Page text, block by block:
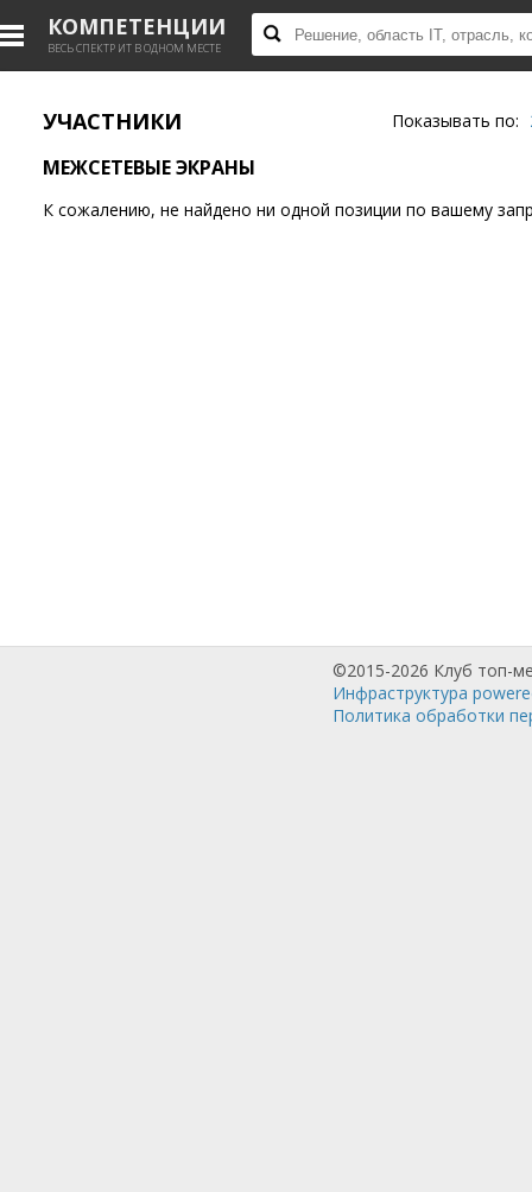
КОМПЕТЕНЦИИ
ВЕСЬ СПЕКТР ИТ В ОДНОМ МЕСТЕ
УЧАСТНИКИ Показывать по:
МЕЖСЕТЕВЫЕ ЭКРАНЫ
К сожалению, не найдено ни одной позиции по вашему
©2015-2026 Клуб топ-
Инфраструктура
Политика обработки